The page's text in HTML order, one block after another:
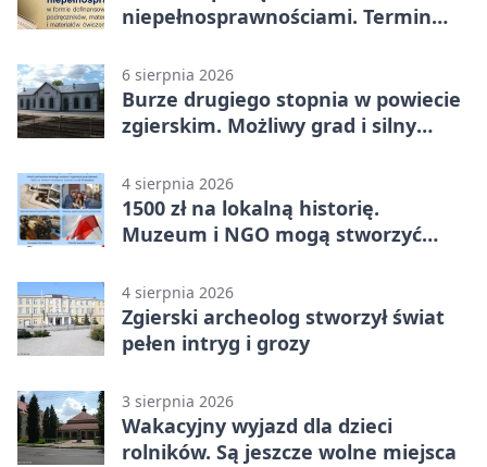
niepełnosprawnościami. Termin
6 sierpnia 2026
Burze drugiego stopnia w powiecie
zgierskim. Możliwy grad i silny
4 sierpnia 2026
1500 zł na lokalną historię.
Muzeum i NGO mogą stworzyć
4 sierpnia 2026
Zgierski archeolog stworzył świat
pełen intryg i grozy
3 sierpnia 2026
Wakacyjny wyjazd dla dzieci
rolników. Są jeszcze wolne miejsca